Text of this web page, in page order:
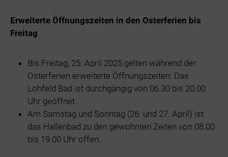
Erweiterte Öffnungszeiten in den Osterferien bis
Freitag
Bis Freitag, 25. April 2025 gelten während der
Osterferien erweiterte Öffnungszeiten: Das
Lohfeld Bad ist durchgängig von 06.30 bis 20.00
Uhr geöffnet.
Am Samstag und Sonntag (26. und 27. April) ist
das Hallenbad zu den gewohnten Zeiten von 08.00
bis 19.00 Uhr offen.